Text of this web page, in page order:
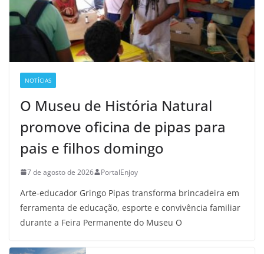
NOTÍCIAS
O Museu de História Natural
promove oficina de pipas para
pais e filhos domingo
7 de agosto de 2026 PortalEnjoy
Arte-educador Gringo Pipas transforma brincadeira em
ferramenta de educação, esporte e convivência familiar
durante a Feira Permanente do Museu O